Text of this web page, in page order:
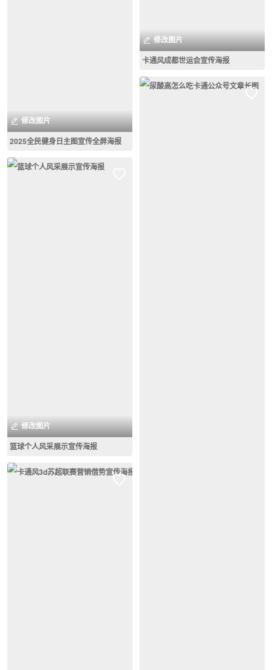
修改图片
2025全民健身日主图宣传全屏海报
修改图片
篮球个人风采展示宣传海报
修改图片
卡通风成都世运会宣传海报